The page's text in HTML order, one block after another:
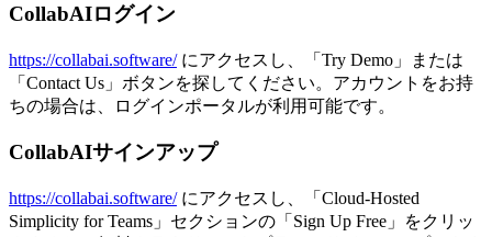
CollabAIログイン
https://collabai.software/にアクセスし、「Try Demo」または
「Contact Us」ボタンを探してください。アカウントをお持
ちの場合は、ログインポータルが利用可能です。
CollabAIサインアップ
https://collabai.software/にアクセスし、「Cloud-Hosted
Simplicity for Teams」セクションの「Sign Up Free」をクリッ